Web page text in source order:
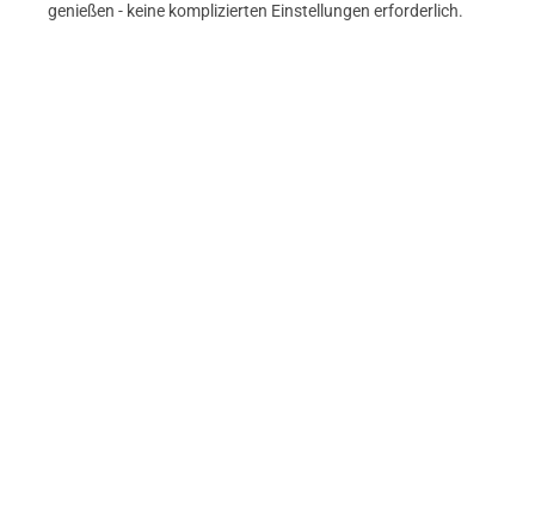
genießen - keine komplizierten Einstellungen erforderlich.